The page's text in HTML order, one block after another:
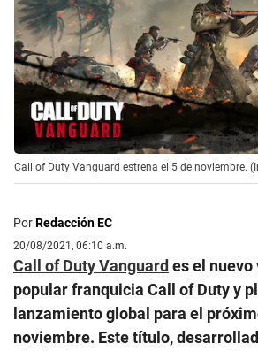
Call of Duty Vanguard estrena el 5 de noviembre.
PorRedacción EC
20/08/2021, 06:10 a.m.
Call of Duty Vanguard es el nuevo
popular franquicia Call of Duty y
lanzamiento global para el
noviembre. Este título,